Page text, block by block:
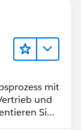
mit
und
Sie